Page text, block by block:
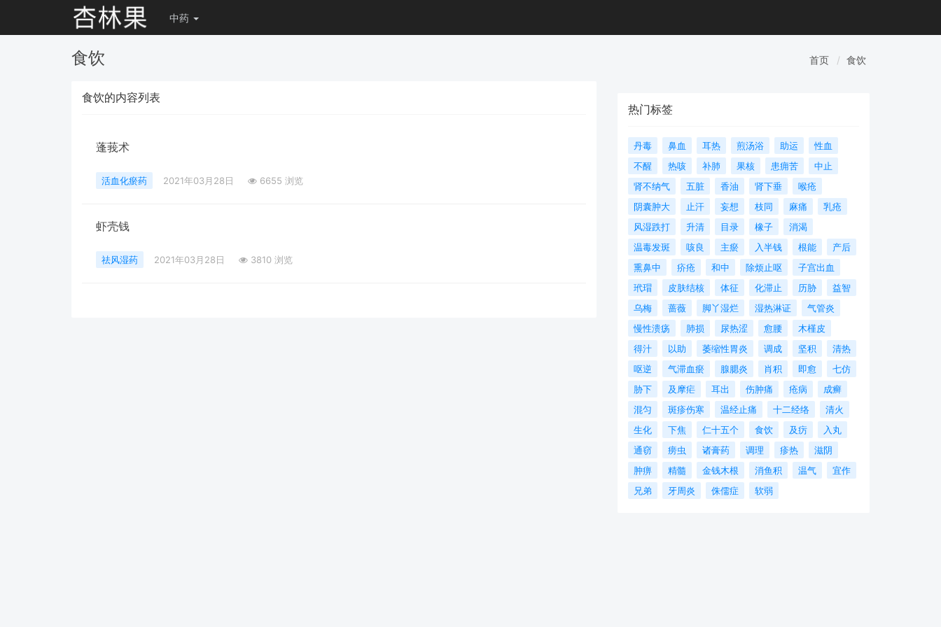
中药
食饮 首页 食饮
食饮的内容列表
蓬莪术
活血化瘀药 2021年03月28日 6655 浏览
虾壳钱
祛风湿药 2021年03月28日 3810 浏览
热门标签
丹毒 鼻血 耳热 煎汤浴 助运
性血
不醒
热咳 补肺 果核 患痈苦
中止
肾不纳气
五脏 香油 肾下垂
喉疮
阴囊肿大
止汗 妄想 枝同 麻痛
乳疮
风湿跌打
升清 目录 橡子
消渴
温毒发斑
咳良 主瘀 入半钱 根能
产后
熏鼻中
疥疮 和中 除烦止呕
子宫出血
玳瑁
皮肤结核 体征 化滞止 历胁
益智
乌梅
蔷薇 脚丫湿烂 湿热淋证
气管炎
慢性溃疡
肺损 尿热涩 愈腰
木槿皮
得汁
以助 萎缩性胃炎 调成 坚积
清热
呕逆
气滞血瘀 腺腮炎 肖积 即愈
七仿
胁下
及摩疟 耳出 伤肿痛 疮病
成癣
混匀
斑疹伤寒 温经止痛 十二经络
清火
生化
下焦 仁十五个 食饮 及疠
入丸
通窃
痨虫 诸膏药 调理 疹热
滋阴
肿痹
精髓 金钱木根 消鱼积 温气
宜作
兄弟
牙周炎 侏儒症 软弱